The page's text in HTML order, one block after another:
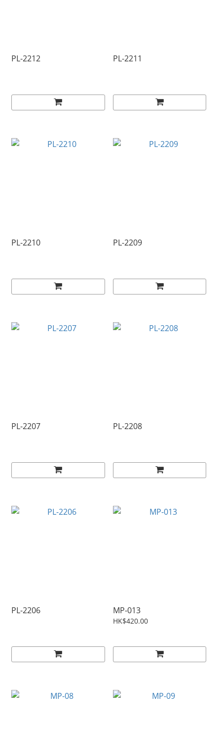
PL-2212 PL-2211
PL-2210 PL-2209
PL-2207 PL-2208
PL-2206 MP-013
HK$420.00